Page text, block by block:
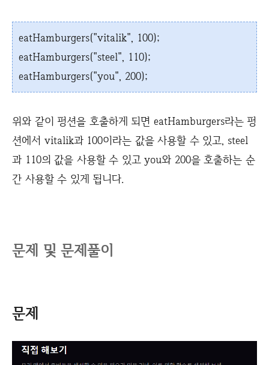
eatHamburgers("vitalik", 100);
eatHamburgers("steel", 110);
eatHamburgers("you", 200);
위와 같이 펑션을 호출하게 되면 eatHamburgers라는 펑
션에서 vitalik과 100이라는 값을 사용할 수 있고, steel
과 110의 값을 사용할 수 있고 you와 200을 호출하는 순
간 사용할 수 있게 됩니다.
문제 및 문제풀이
문제